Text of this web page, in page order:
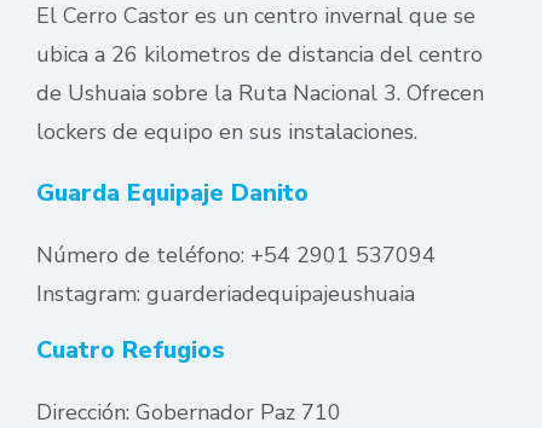
El Cerro Castor es un centro invernal que se
ubica a 26 kilometros de distancia del centro
de Ushuaia sobre la Ruta Nacional 3. Ofrecen
lockers de equipo en sus instalaciones.
Guarda Equipaje Danito
Número de teléfono: +54 2901 537094
Instagram: guarderiadequipajeushuaia
Cuatro Refugios
Dirección: Gobernador Paz 710